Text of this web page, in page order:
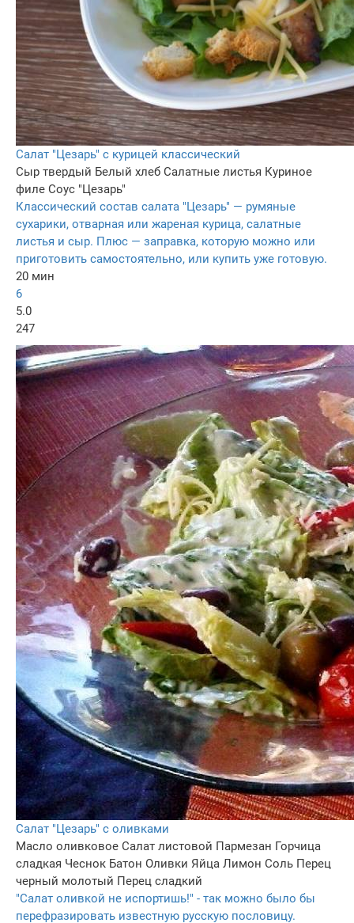
Салат "Цезарь" с курицей классический
Сыр твердый Белый хлеб Салатные листья Куриное
филе Соус "Цезарь"
Классический состав салата "Цезарь" — румяные
сухарики, отварная или жареная курица, салатные
листья и сыр. Плюс — заправка, которую можно или
приготовить самостоятельно, или купить уже готовую.
20 мин
6
5.0
247
Салат "Цезарь" с оливками
Масло оливковое Салат листовой Пармезан Горчица
сладкая Чеснок Батон Оливки Яйца Лимон Соль Перец
черный молотый Перец сладкий
"Салат оливкой не испортишь!" - так можно было бы
перефразировать известную русскую пословицу.